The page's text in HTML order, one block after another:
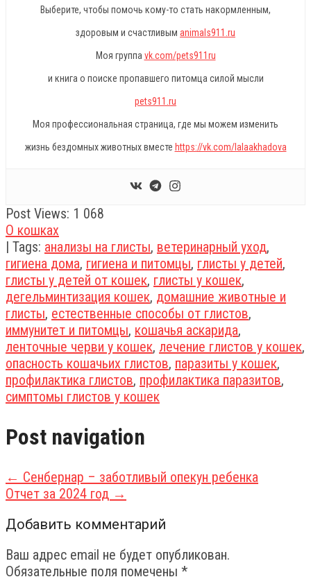
Выберите, чтобы помочь кому-то стать накормленным,
здоровым и счастливым animals911.ru
Моя группа vk.com/pets911ru
и книга о поиске пропавшего питомца силой мысли
pets911.ru
Моя профессиональная страница, где мы можем изменить
жизнь бездомных животных вместе https://vk.com/lalaakhadova
Post Views: 1 068
О кошках
| Tags: анализы на глисты, ветеринарный уход,
гигиена дома, гигиена и питомцы, глисты у детей,
глисты у детей от кошек, глисты у кошек,
дегельминтизация кошек, домашние животные и
глисты, естественные способы от глистов,
иммунитет и питомцы, кошачья аскарида,
ленточные черви у кошек, лечение глистов у кошек,
опасность кошачьих глистов, паразиты у кошек,
профилактика глистов, профилактика паразитов,
симптомы глистов у кошек
Post navigation
← Сенбернар – заботливый опекун ребенка
Отчет за 2024 год →
Добавить комментарий
Ваш адрес email не будет опубликован.
Обязательные поля помечены *